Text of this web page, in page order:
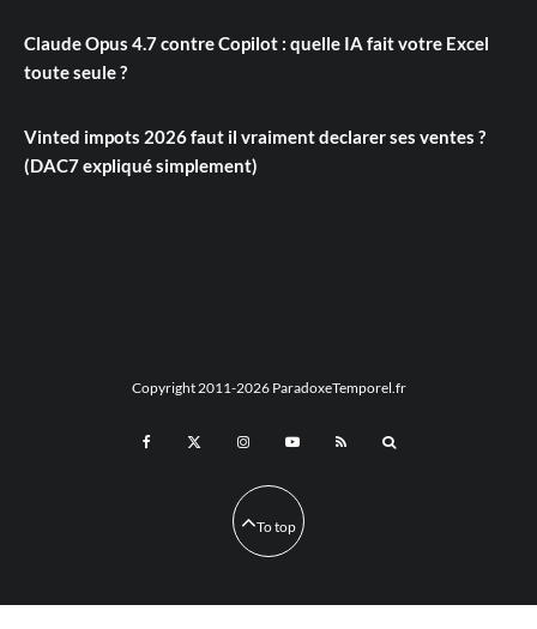
Claude Opus 4.7 contre Copilot : quelle IA fait votre Excel
toute seule ?
Vinted impots 2026 faut il vraiment declarer ses ventes ?
(DAC7 expliqué simplement)
Copyright 2011-2026 ParadoxeTemporel.fr
To top